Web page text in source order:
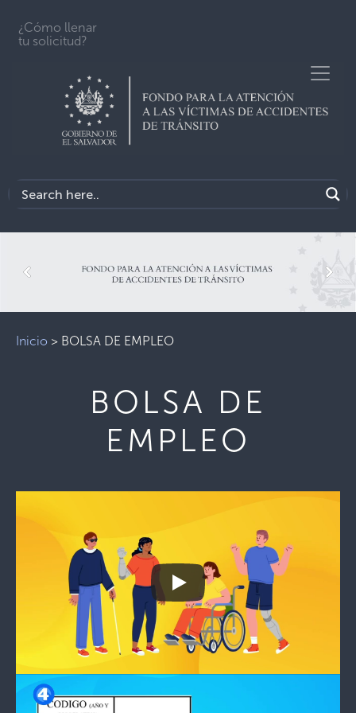
¿Cómo llenar
tu solicitud?
Previous Next
Inicio > BOLSA DE EMPLEO
BOLSA DE
EMPLEO